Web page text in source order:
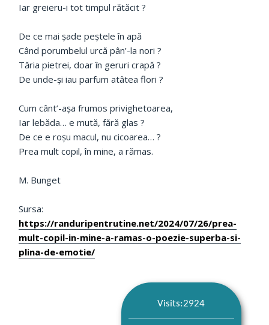
Iar greieru-i tot timpul rătăcit ?
De ce mai şade peştele în apă
Când porumbelul urcă pân’-la nori ?
Tăria pietrei, doar în geruri crapă ?
De unde-şi iau parfum atâtea flori ?
Cum cânt’-aşa frumos privighetoarea,
Iar lebăda… e mută, fără glas ?
De ce e roşu macul, nu cicoarea… ?
Prea mult copil, în mine, a rămas.
M. Bunget
Sursa:
https://randuripentrutine.net/2024/07/26/prea-
mult-copil-in-mine-a-ramas-o-poezie-superba-si-
plina-de-emotie/
Visits:2924